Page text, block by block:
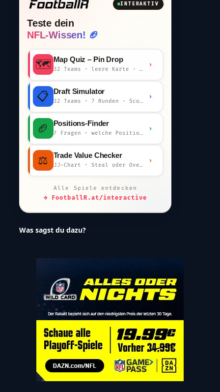
INTERAKTIV
Teste dein
NFL-Wissen! 🏈
🗺️ Map Quiz – Pin Drop
32 Teams · leere Karte · km-Wertung
›
📋 Draft Simulator
32 Teams · 7 Runden · Scout-Kommentar
›
🏈 Positions-Finder
7 Fragen · welche Position bist du?
›
⚖️ Trade Value Checker
JJ-Chart · Steal oder Overpay?
›
Alle Spiele entdecken
→ FootballR.at/interactive
Was sagst du dazu?